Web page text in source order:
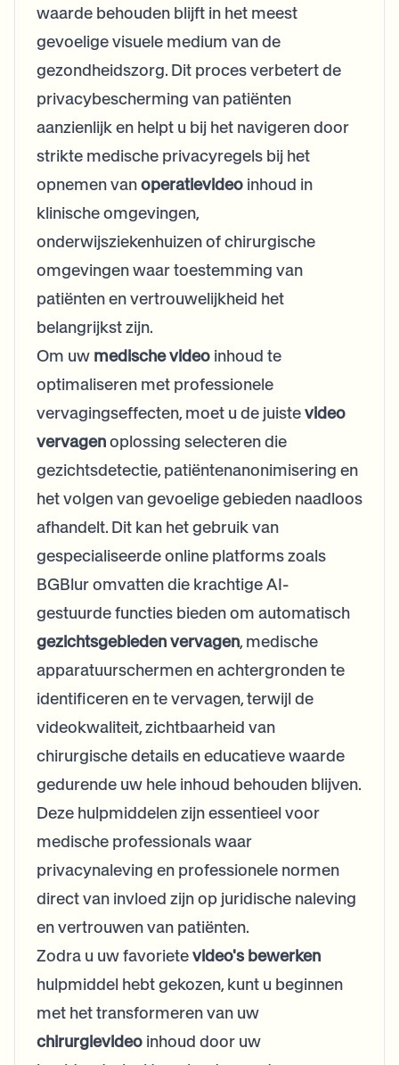
waarde behouden blijft in het meest
gevoelige visuele medium van de
gezondheidszorg. Dit proces verbetert de
privacybescherming van patiënten
aanzienlijk en helpt u bij het navigeren door
strikte medische privacyregels bij het
opnemen vanoperatievideo inhoud in
klinische omgevingen,
onderwijsziekenhuizen of chirurgische
omgevingen waar toestemming van
patiënten en vertrouwelijkheid het
belangrijkst zijn.
Om uw medische video inhoud te
optimaliseren met professionele
vervagingseffecten, moet u de juistevideo
vervagenoplossing selecteren die
gezichtsdetectie, patiëntenanonimisering en
het volgen van gevoelige gebieden naadloos
afhandelt. Dit kan het gebruik van
gespecialiseerde online platforms zoals
BGBlur omvatten die krachtige AI-
gestuurde functies bieden om automatisch
gezichtsgebieden vervagen, medische
apparatuurschermen en achtergronden te
identificeren en te vervagen, terwijl de
videokwaliteit, zichtbaarheid van
chirurgische details en educatieve waarde
gedurende uw hele inhoud behouden blijven.
Deze hulpmiddelen zijn essentieel voor
medische professionals waar
privacynaleving en professionele normen
direct van invloed zijn op juridische naleving
en vertrouwen van patiënten.
Zodra u uw favorietevideo's bewerken
hulpmiddel hebt gekozen, kunt u beginnen
met het transformeren van uw
chirurgievideo inhoud door uw